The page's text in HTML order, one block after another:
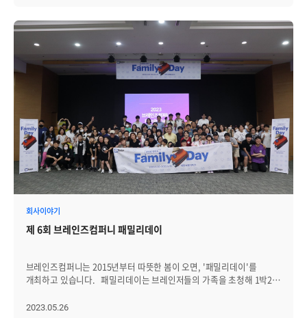
되었다고 합니다. 세미나를 주관한 소감은 “제품 중심으로 소개하는
세미나는 처음인데 예상보다 질문이 많았고 관심이 뜨거운 것을 보고
앞으로 제품을 소개하는 기회를 자주 가지면 좋겠다”입니다. 참여해
주신 모든 분께 감사 인사 전합니다.
참석해, 타 부서 브레인저들과 교류하며 뜻깊은 시간을 보냈습니다.
브레인저들의 소통 창구로 자리잡은 BB데이! 다음 달에 또 새로운
모습으로 찾아오겠습니다.
회사이야기
제 6회 브레인즈컴퍼니 패밀리데이
브레인즈컴퍼니는 2015년부터 따뜻한 봄이 오면, '패밀리데이'를
개최하고 있습니다. 패밀리데이는 브레인저들의 가족을 초청해 1박2일
패밀리데이를 손꼽아 기다릴 정도로 만족도가 높은 행사인데요.
2023.05.26